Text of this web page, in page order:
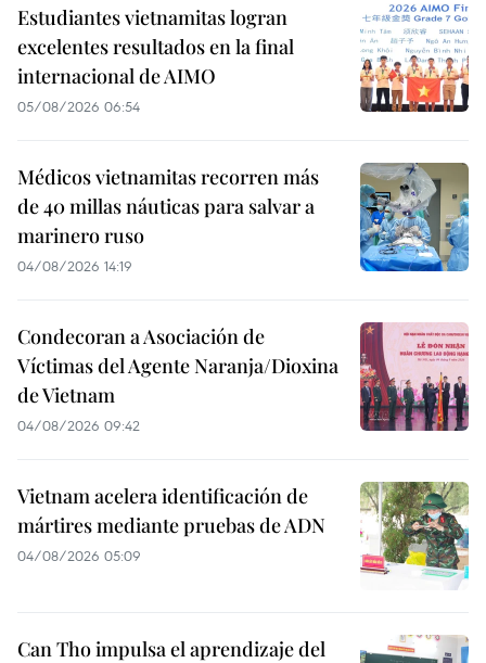
Estudiantes vietnamitas logran
excelentes resultados en la final
internacional de AIMO
05/08/2026 06:54
Médicos vietnamitas recorren más
de 40 millas náuticas para salvar a
marinero ruso
04/08/2026 14:19
Condecoran a Asociación de
Víctimas del Agente Naranja/Dioxina
de Vietnam
04/08/2026 09:42
Vietnam acelera identificación de
mártires mediante pruebas de ADN
04/08/2026 05:09
Can Tho impulsa el aprendizaje del